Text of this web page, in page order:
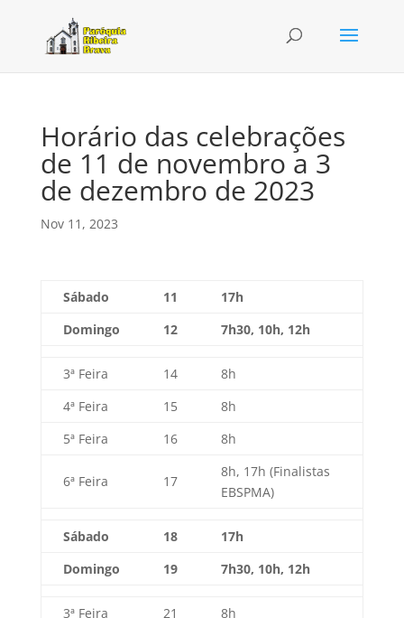
Horário das celebrações
de 11 de novembro a 3
de dezembro de 2023
Nov 11, 2023
Sábado 11
17h
Domingo
12 7h30, 10h, 12h
3ª Feira 14
8h
4ª Feira
15
8h
5ª Feira
16 8h
6ª Feira 17
8h, 17h (Finalistas
EBSPMA)
Sábado 18
17h
Domingo
19 7h30, 10h, 12h
3ª Feira 21
8h